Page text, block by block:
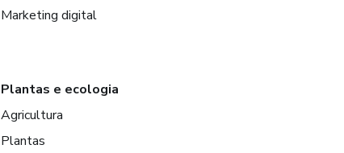
Marketing digital
Plantas e ecologia
Agricultura
Plantas